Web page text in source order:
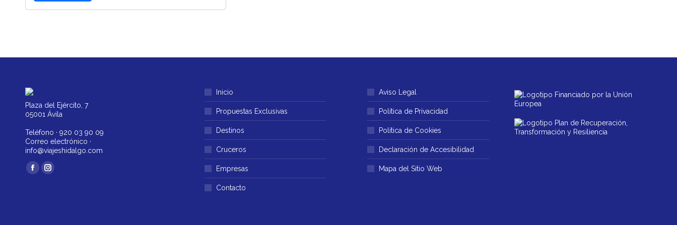
Plaza del Ejército, 7
05001 Ávila
Teléfono · 920 03 90 09
Correo electrónico ·
info@viajeshidalgo.com
Encuéntranos en:
FacebookInstagram
Inicio
Propuestas Exclusivas
Destinos
Cruceros
Empresas
Contacto
Aviso Legal
Política de Privacidad
Política de Cookies
Declaración de Accesibilidad
Mapa del Sitio Web